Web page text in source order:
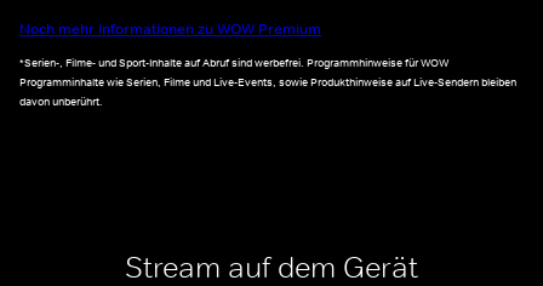
Noch mehr Informationen zu WOW Premium
*Serien-, Filme- und Sport-Inhalte auf Abruf sind werbefrei. Programmhinweise für WOW
Programminhalte wie Serien, Filme und Live-Events, sowie Produkthinweise auf Live-Sendern bleiben
davon unberührt.
Stream auf dem Gerät